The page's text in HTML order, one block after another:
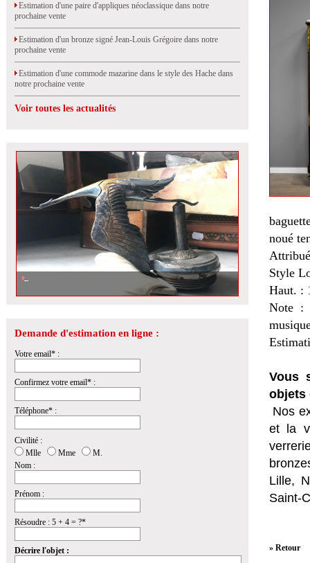
Estimation d'une paire d'appliques néoclassique dans notre
prochaine vente
Estimation d'un bronze signé Jean-Louis Grégoire dans notre
prochaine vente
Estimation d'une commode mazarine dans le style des Hache dans
notre prochaine vente
Voir toutes les actualités
Demande d'estimation en ligne :
Votre email* :
Confirmez votre email* :
Téléphone* :
Civilité :
Mlle
Mme
M.
Nom :
Prénom :
Résoudre : 5 + 4 = ?*
Décrire l'objet :
noué
Style
Haut. :
Note :
Vous
objets
Nos
et la
Lille,
Saint-
» Retour